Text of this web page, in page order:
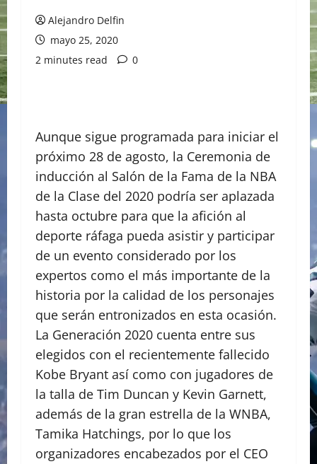
Alejandro Delfin
mayo 25, 2020
2 minutes read
0
Aunque sigue programada para iniciar el
próximo 28 de agosto, la Ceremonia de
inducción al Salón de la Fama de la NBA
de la Clase del 2020 podría ser aplazada
hasta octubre para que la afición al
deporte ráfaga pueda asistir y participar
de un evento considerado por los
expertos como el más importante de la
historia por la calidad de los personajes
que serán entronizados en esta ocasión.
La Generación 2020 cuenta entre sus
elegidos con el recientemente fallecido
Kobe Bryant así como con jugadores de
la talla de Tim Duncan y Kevin Garnett,
además de la gran estrella de la WNBA,
Tamika Hatchings, por lo que los
organizadores encabezados por el CEO